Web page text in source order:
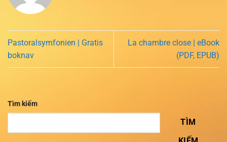
Pastoralsymfonien | Gratis
boknav
La chambre close | eBook
(PDF, EPUB)
Tìm kiếm
TÌM